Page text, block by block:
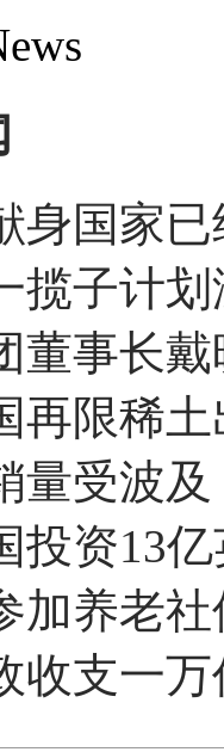
身国家
揽子计
董事长
再限稀
量受波
投资13
加养老
收支一